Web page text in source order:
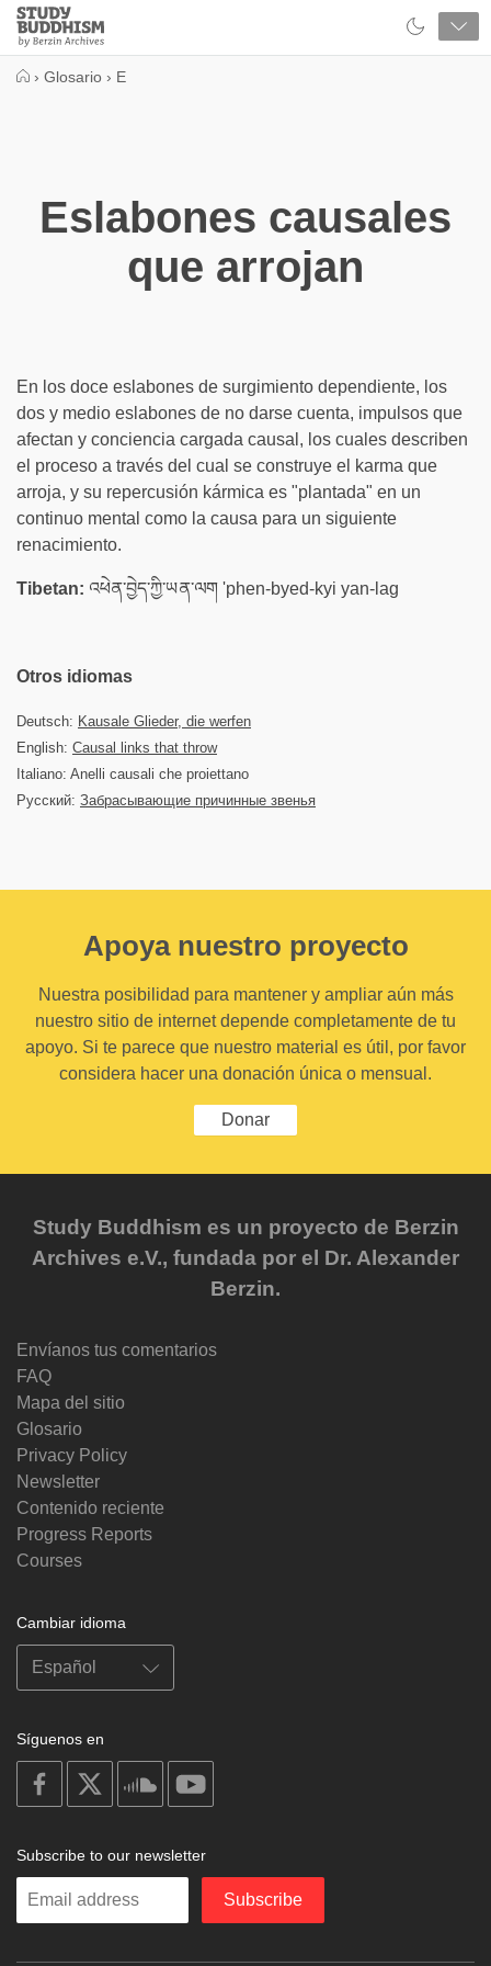
Close
Study
Buddhism
› Glosario › E
Eslabones causales
que arrojan
En los doce eslabones de surgimiento dependiente, los
dos y medio eslabones de no darse cuenta, impulsos que
afectan y conciencia cargada causal, los cuales describen
el proceso a través del cual se construye el karma que
arroja, y su repercusión kármica es "plantada" en un
continuo mental como la causa para un siguiente
renacimiento.
Tibetan: འཕེན་བྱེད་ཀྱི་ཡན་ལག 'phen-byed-kyi yan-lag
Otros idiomas
Deutsch: Kausale Glieder, die werfen
English: Causal links that throw
Italiano: Anelli causali che proiettano
Русский: Забрасывающие причинные звенья
Apoya nuestro proyecto
Nuestra posibilidad para mantener y ampliar aún más
nuestro sitio de internet depende completamente de tu
apoyo. Si te parece que nuestro material es útil, por favor
considera hacer una donación única o mensual.
Donar
Study Buddhism es un proyecto de Berzin
Archives e.V., fundada por el Dr. Alexander
Berzin.
Envíanos tus comentarios
FAQ
Mapa del sitio
Glosario
Privacy Policy
Newsletter
Contenido reciente
Progress Reports
Courses
Cambiar idioma
Síguenos en
on
facebook
soundcloud
Subscribe to our newsletter
Enter
Subscribe